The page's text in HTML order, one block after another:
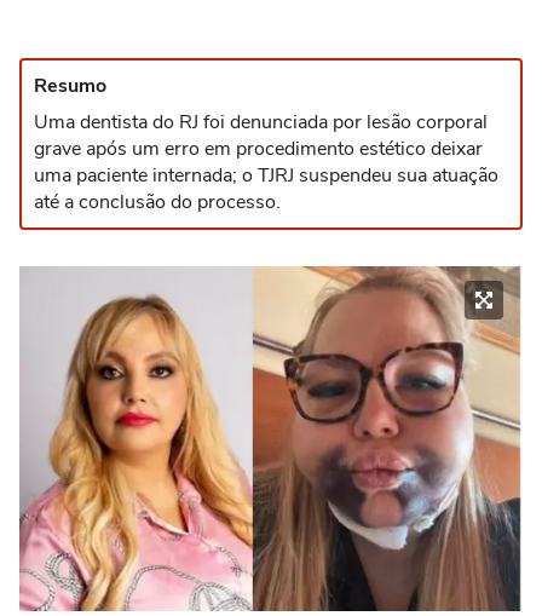
Resumo
Uma dentista do RJ foi denunciada por lesão corporal
grave após um erro em procedimento estético deixar
uma paciente internada; o TJRJ suspendeu sua atuação
até a conclusão do processo.